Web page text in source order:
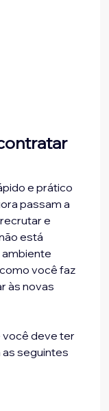
e prático
passam a
e
está
ambiente
você faz
às novas
você deve ter
seguintes